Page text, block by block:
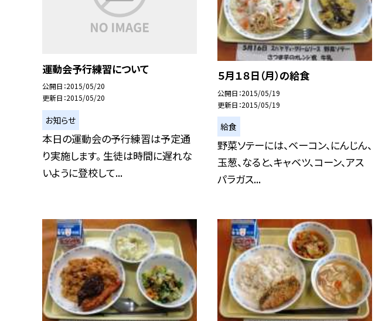
運動会予行練習について
公開日 2015/05/20
更新日 2015/05/20
お知らせ
本日の運動会の予行練習は予定通
り実施します。 生徒は時間に遅れな
いように登校して...
５月１８日（月）の給食
公開日 2015/05/19
更新日 2015/05/19
給食
野菜ソテーには、ベーコン、にんじん、
玉葱、なると、キャベツ、コーン、アス
パラガス...